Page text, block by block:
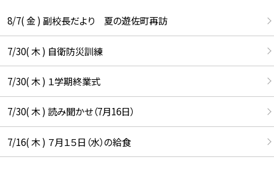
8/7( 金 ) 副校長だより 夏の遊佐町再訪
7/30( 木 ) 自衛防災訓練
7/30( 木 ) １学期終業式
7/30( 木 ) 読み聞かせ（7月16日）
7/16( 木 ) ７月１５日（水）の給食